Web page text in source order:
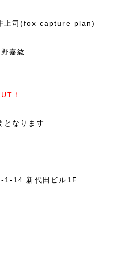
上司(fox capture plan)
嘉紘
！
となります
1-14 新代田ビル1F